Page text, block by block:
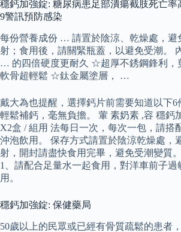
穩鈣加強錠: 糖尿病患足部潰瘍截肢死亡率
9警訊預防感染
每份營養成份 … 請置於陰涼、乾燥處，避
射；食用後，請關緊瓶蓋，以避免受潮。
… 的四倍硬度更耐久 ☆超厚不銹鋼鋒利，
軟骨超輕鬆 ☆鈦金屬塗層， …
戴大為也提醒，選擇鈣片前需要知道以下6
輕鬆補鈣，毫無負擔。 葷 素奶素 ,容 穩鈣
X2盒 / 組用 法每日一次，每次一包，請搭
沖泡飲用。 保存方式請置於陰涼乾燥處，
射，開封請盡快食用完畢，避免受潮變質
1、請配合足量水一起食用，對洋車前子過
用。
穩鈣加強錠: 保健藥局
50歲以上的民眾或已經有骨質疏鬆的患者